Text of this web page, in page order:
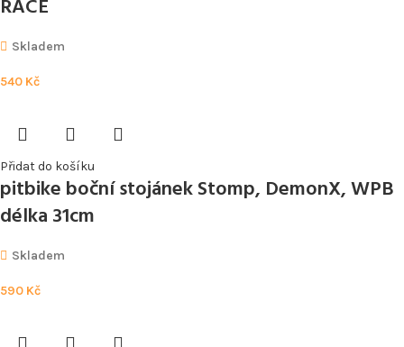
RACE
Skladem
540 Kč
Přidat do košíku
pitbike boční stojánek Stomp, DemonX, WPB
délka 31cm
Skladem
590 Kč